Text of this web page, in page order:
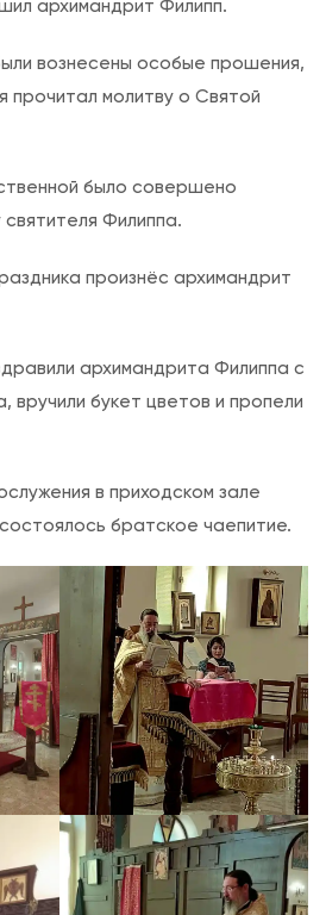
архимандрит Филипп.
вознесены особые прошения,
прочитал молитву о Святой
было совершено
Филиппа.
произнёс архимандрит
архимандрита Филиппа с
вручили букет цветов и пропели
в приходском зале
братское чаепитие.